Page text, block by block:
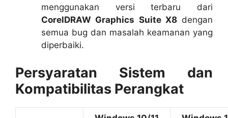
menggunakan versi terbaru dari
CorelDRAW Graphics Suite X8dengan
semua bug dan masalah keamanan yang
diperbaiki.
Persyaratan Sistem dan
Kompatibilitas Perangkat